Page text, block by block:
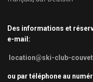
Des informations et
e-mail:
location@ski-club-
ou par téléphone au